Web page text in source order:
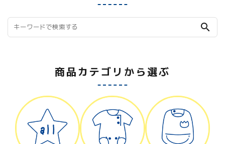
search
商品カテゴリから選ぶ